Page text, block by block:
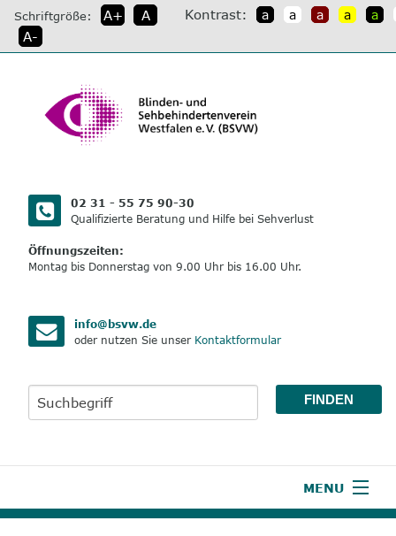
direkt
zum
Inhalt
Schriftgröße: A+
A
A-
Kontrast: a a a a a
02 31 - 55 75 90-30
Qualifizierte Beratung und Hilfe bei Sehverlust
Öffnungszeiten:
Montag bis Donnerstag von 9.00 Uhr bis 16.00 Uhr.
info@bsvw.de
oder nutzen Sie unser Kontaktformular
MENU